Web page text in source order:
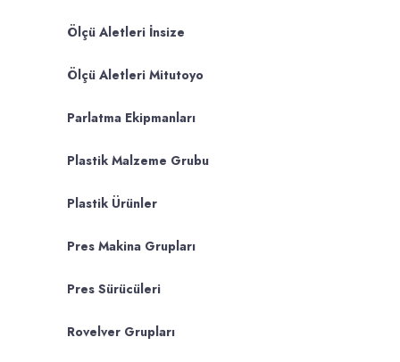
Ölçü Aletleri İnsize
Ölçü Aletleri Mitutoyo
Parlatma Ekipmanları
Plastik Malzeme Grubu
Plastik Ürünler
Pres Makina Grupları
Pres Sürücüleri
Rovelver Grupları